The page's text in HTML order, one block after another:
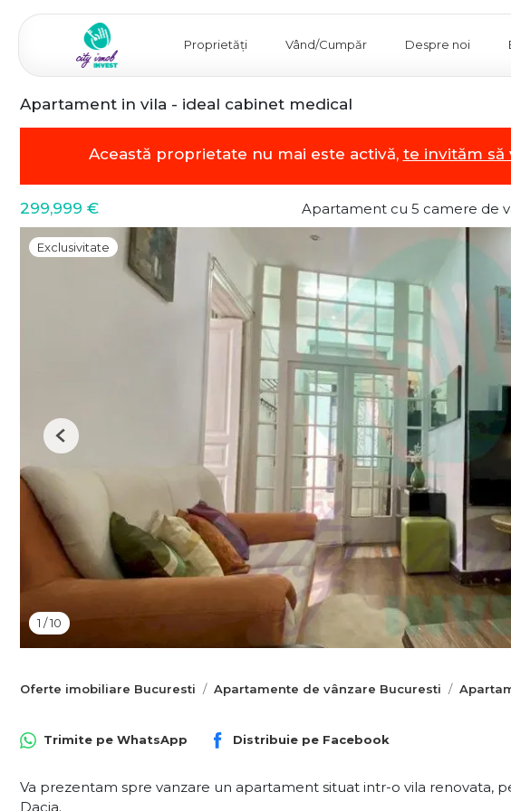
Proprietăți Vând/Cumpăr Despre noi
Apartament in vila - ideal cabinet medical
Această proprietate nu mai este activă, te invităm să
299,999 € Apartament cu 5 camere de
Exclusivitate
1 /10
Previous
Oferte imobiliare Bucuresti Apartamente de vânzare Bucuresti
Trimite pe WhatsApp Distribuie pe Facebook
Va prezentam spre vanzare un apartament situat intr-o vila renovata,
Dacia.